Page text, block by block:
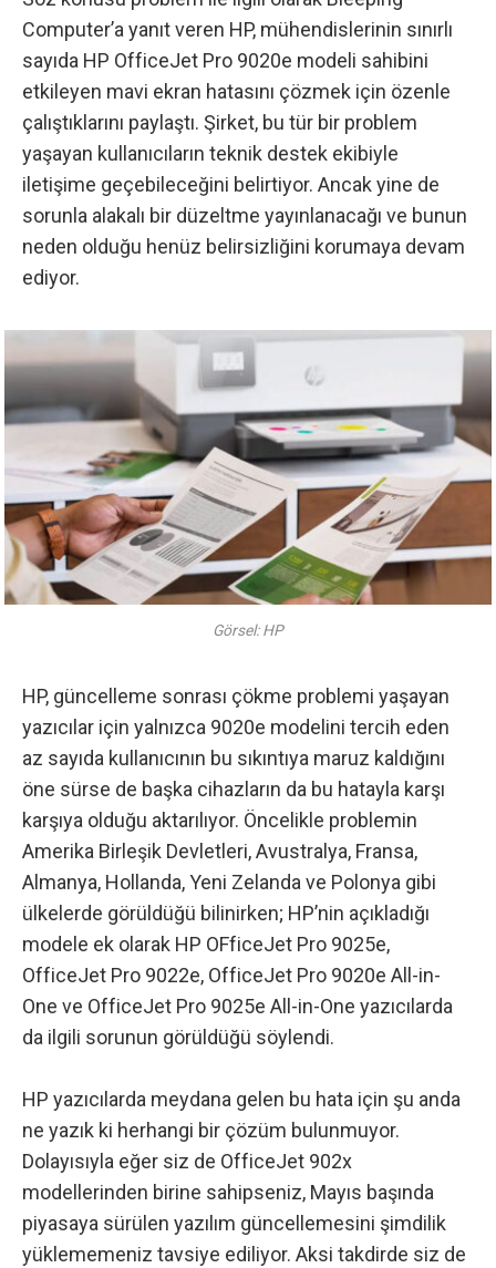
Computer’a yanıt veren HP, mühendislerinin sınırlı
sayıda HP OfficeJet Pro 9020e modeli sahibini
etkileyen mavi ekran hatasını çözmek için özenle
çalıştıklarını paylaştı. Şirket, bu tür bir problem
yaşayan kullanıcıların teknik destek ekibiyle
iletişime geçebileceğini belirtiyor. Ancak yine de
sorunla alakalı bir düzeltme yayınlanacağı ve bunun
neden olduğu henüz belirsizliğini korumaya devam
ediyor.
Görsel: HP
HP, güncelleme sonrası çökme problemi yaşayan
yazıcılar için yalnızca 9020e modelini tercih eden
az sayıda kullanıcının bu sıkıntıya maruz kaldığını
öne sürse de başka cihazların da bu hatayla karşı
karşıya olduğu aktarılıyor. Öncelikle problemin
Amerika Birleşik Devletleri, Avustralya, Fransa,
Almanya, Hollanda, Yeni Zelanda ve Polonya gibi
ülkelerde görüldüğü bilinirken; HP’nin açıkladığı
modele ek olarak HP OFficeJet Pro 9025e,
OfficeJet Pro 9022e, OfficeJet Pro 9020e All-in-
One ve OfficeJet Pro 9025e All-in-One yazıcılarda
da ilgili sorunun görüldüğü söylendi.
HP yazıcılarda meydana gelen bu hata için şu anda
ne yazık ki herhangi bir çözüm bulunmuyor.
Dolayısıyla eğer siz de OfficeJet 902x
modellerinden birine sahipseniz, Mayıs başında
piyasaya sürülen yazılım güncellemesini şimdilik
yüklememeniz tavsiye ediliyor. Aksi takdirde siz de